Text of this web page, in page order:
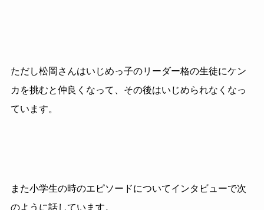
ただし松岡さんはいじめっ子のリーダー格の生徒にケン
カを挑むと仲良くなって、その後はいじめられなくなっ
ています。
また小学生の時のエピソードについてインタビューで次
のように話しています。